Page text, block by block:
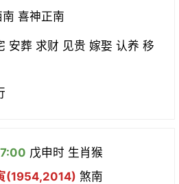
南 喜神正南
安葬 求财 见贵 嫁娶 认养 移
戊申时 生肖猴
(1954,2014) 煞南